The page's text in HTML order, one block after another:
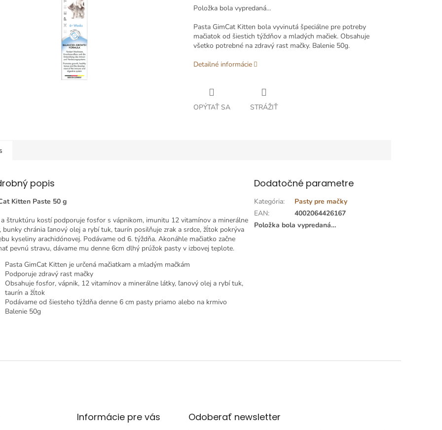
Položka bola vypredaná…
Pasta GimCat Kitten bola vyvinutá špeciálne pre potreby
mačiatok od šiestich týždňov a mladých mačiek. Obsahuje
všetko potrebné na zdravý rast mačky. Balenie 50g.
Detailné informácie
OPÝTAŤ SA STRÁŽIŤ
popis
Kitten Paste 50 g
a štruktúru kostí podporuje fosfor s vápnikom, imunitu 12 vitamínov a minerálne
bunky chránia ľanový olej a rybí tuk, taurín posilňuje zrak a srdce, žĺtok pokrýva
kyseliny arachidónovej. Podávame od 6. týždňa. Akonáhle mačiatko začne
pevnú stravu, dávame mu denne 6cm dlhý prúžok pasty v izbovej teplote.
Pasta GimCat Kitten je určená mačiatkam a mladým mačkám
Podporuje zdravý rast mačky
Obsahuje fosfor, vápnik, 12 vitamínov a minerálne látky, ľanový olej a rybí tuk,
taurín a žĺtok
Podávame od šiesteho týždňa denne 6 cm pasty priamo alebo na krmivo
Balenie 50g
Dodatočné parametre
Kategória:
Pasty pre mačky
EAN:
4002064426167
Položka bola vypredaná…
Informácie pre vás Odoberať newsletter